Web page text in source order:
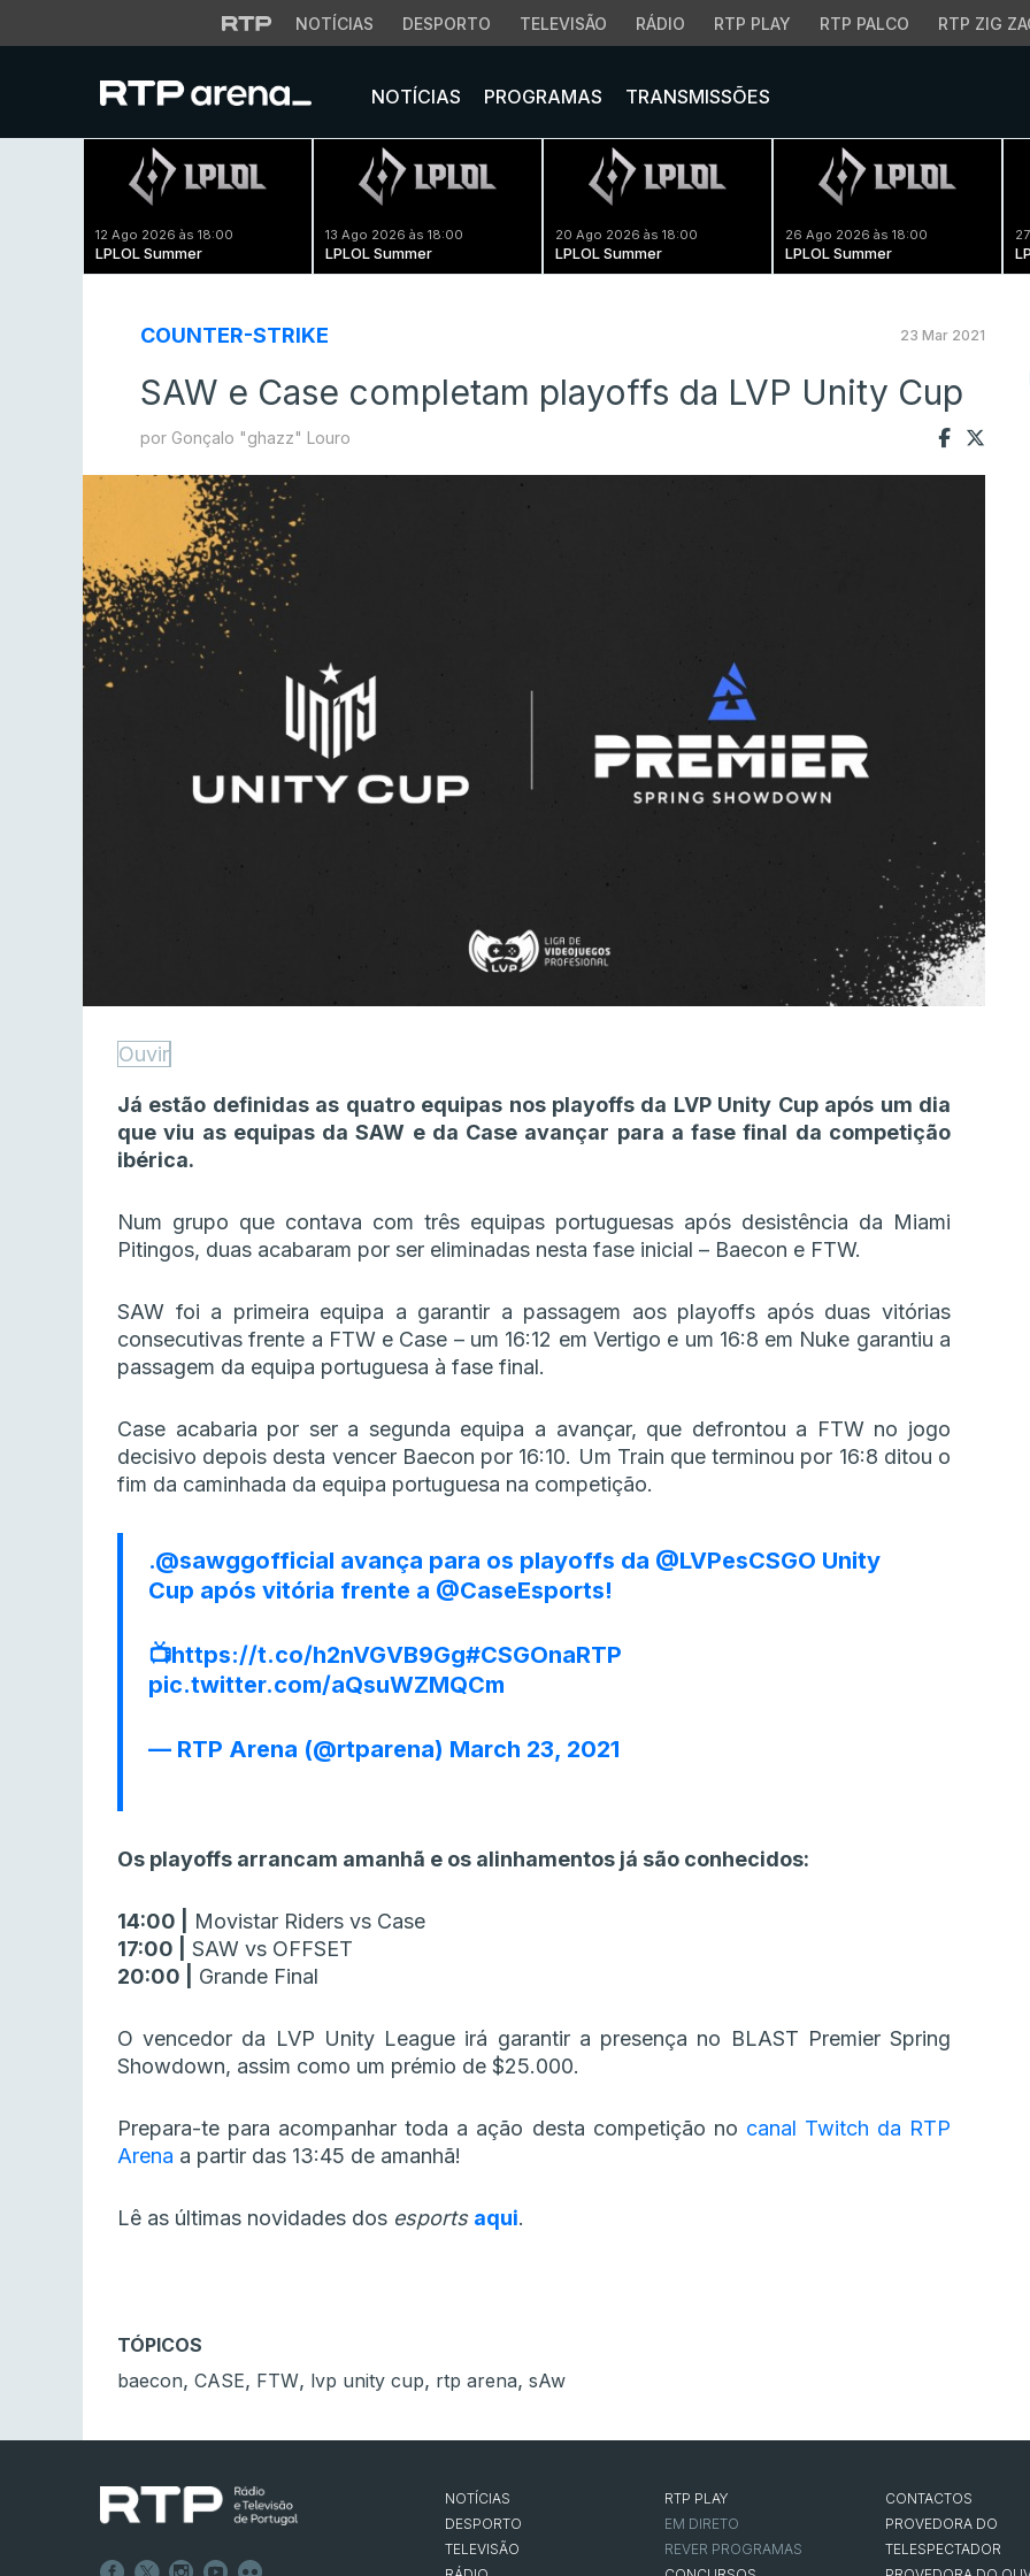
NOTÍCIAS DESPORTO TELEVISÃO RÁDIO RTP PLAY RTP PALCO RTP ZIG
NOTÍCIAS PROGRAMAS TRANSMISSÕES
12 Ago 2026 às 18:00
LPLOL Summer
13 Ago 2026 às 18:00
LPLOL Summer
20 Ago 2026 às 18:00
LPLOL Summer
26 Ago 2026 às 18:00
LPLOL Summer
COUNTER-STRIKE 23 Mar 2021
SAW e Case completam playoffs da LVP Unity Cup
por Gonçalo "ghazz" Louro
Ouvir
Já estão definidas as quatro equipas nos playoffs da LVP Unity Cup após um dia
que viu as equipas da SAW e da Case avançar para a fase final da competição
ibérica.
Num grupo que contava com três equipas portuguesas após desistência da Miami
Pitingos, duas acabaram por ser eliminadas nesta fase inicial – Baecon e FTW.
SAW foi a primeira equipa a garantir a passagem aos playoffs após duas vitórias
consecutivas frente a FTW e Case – um 16:12 em Vertigo e um 16:8 em Nuke garantiu a
passagem da equipa portuguesa à fase final.
Case acabaria por ser a segunda equipa a avançar, que defrontou a FTW no jogo
decisivo depois desta vencer Baecon por 16:10. Um Train que terminou por 16:8 ditou o
fim da caminhada da equipa portuguesa na competição.
.@sawggofficial avança para os playoffs da @LVPesCSGO Unity
Cup após vitória frente a @CaseEsports!
📺https://t.co/h2nVGVB9Gg#CSGOnaRTP
pic.twitter.com/aQsuWZMQCm
— RTP Arena (@rtparena) March 23, 2021
Os playoffs arrancam amanhã e os alinhamentos já são conhecidos:
14:00 |
Movistar Riders vs Case
17:00 |
SAW vs OFFSET
20:00 |
Grande Final
O vencedor da LVP Unity League irá garantir a presença no BLAST Premier Spring
Showdown, assim como um prémio de $25.000.
Prepara-te para acompanhar toda a ação desta competição no canal Twitch da RTP
Arena a partir das 13:45 de amanhã!
Lê as últimas novidades dos esports aqui.
TÓPICOS
baecon, CASE, FTW, lvp unity cup, rtp arena, sAw
NOTÍCIAS
DESPORTO
TELEVISÃO
RTP PLAY
EM DIRETO
REVER PROGRAMAS
CONTACTOS
PROVEDORA DO
TELESPECTADOR